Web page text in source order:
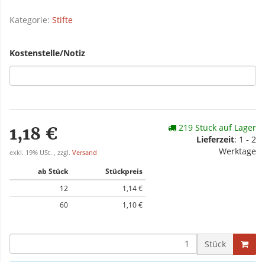
Kategorie: Stifte
Kostenstelle/Notiz
1,18 €
exkl. 19% USt. , zzgl. Versand
ab Stück
Stückpreis
12
1,14 €
60
1,10 €
219 Stück auf Lager
Lieferzeit: 1 - 2
Werktage
Stück